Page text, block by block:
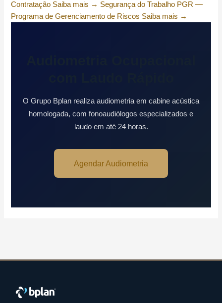
Contratação Saiba mais → Segurança do Trabalho PGR —
Programa de Gerenciamento de Riscos Saiba mais →
O Grupo Bplan realiza audiometria em cabine acústica
homologada, com fonoaudiólogos especializados e
laudo em até 24 horas.
Agendar Audiometria